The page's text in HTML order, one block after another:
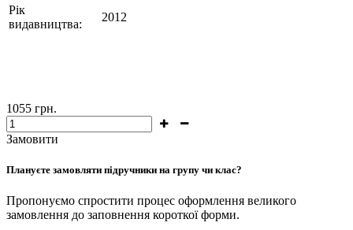
Рік
видавництва:
2012
1055 грн.
Замовити
Плануєте замовляти підручники на групу чи клас?
Пропонуємо спростити процес оформлення великого
замовлення до заповнення короткої форми.